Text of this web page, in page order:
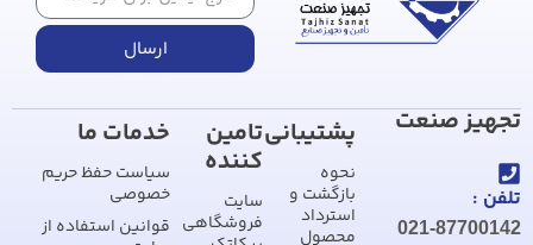
ارسال
تجهیز صنعت
تلفن :
021-87700142
پشتیبانی
نحوه
بازگشت و
استرداد
محصول
تامین
کننده
سایت
فروشگاهی
خدمات ما
سیاست حفظ حریم
خصوصی
قوانین استفاده از